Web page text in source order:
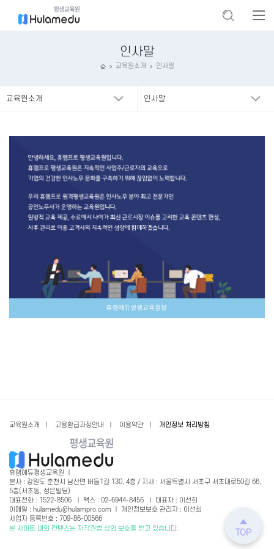
인사말
교육원소개 인사말
교육원소개 인사말
교육원소개 고용환급과정안내 이용약관 개인정보 처리방침
휴램에듀평생교육원 ㅣ
본사 : 강원도 춘천시 남산면 버들1길 130, 4층 / 지사 : 서울특별시 서초구 서초대로50길 66,
5층(서초동, 성은빌딩)
대표전화 : 1522-8506 ㅣ 팩스 : 02-6944-8456 ㅣ 대표자 : 이선희
이메일 : hulamedu@hulampro.com ㅣ 개인정보보호 관리자 : 이선희
사업자 등록번호 : 709-86-00566
본 사이트 내의 컨텐츠는 저작권법 상의 보호를 받고 있습니다.
TOP